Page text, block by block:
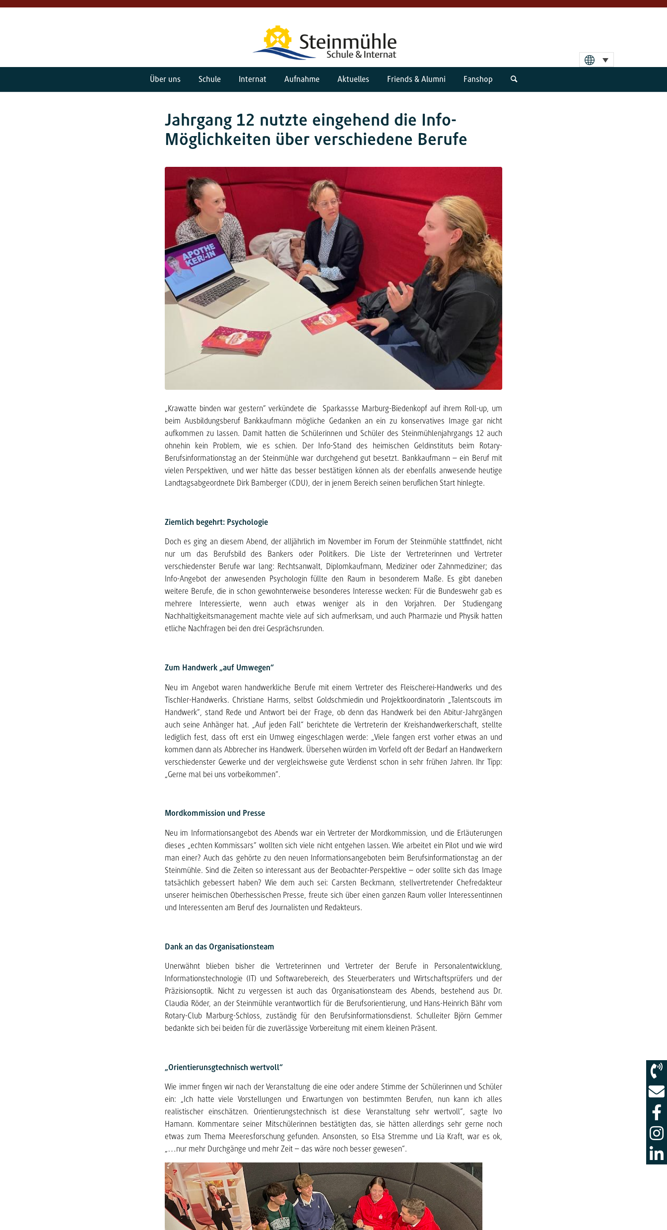
Über uns Schule Internat Aufnahme Aktuelles Friends & Alumni Fanshop
Jahrgang 12 nutzte eingehend die Info-
Möglichkeiten über verschiedene Berufe
„Krawatte binden war gestern“ verkündete die Sparkassse Marburg-Biedenkopf auf ihrem Roll-up, um
beim Ausbildungsberuf Bankkaufmann mögliche Gedanken an ein zu konservatives Image gar nicht
aufkommen zu lassen. Damit hatten die Schülerinnen und Schüler des Steinmühlenjahrgangs 12 auch
ohnehin kein Problem, wie es schien. Der Info-Stand des heimischen Geldinstituts beim Rotary-
Berufsinformationstag an der Steinmühle war durchgehend gut besetzt. Bankkaufmann – ein Beruf mit
vielen Perspektiven, und wer hätte das besser bestätigen können als der ebenfalls anwesende heutige
Landtagsabgeordnete Dirk Bamberger (CDU), der in jenem Bereich seinen beruflichen Start hinlegte.
Ziemlich begehrt: Psychologie
Doch es ging an diesem Abend, der alljährlich im November im Forum der Steinmühle stattfindet, nicht
nur um das Berufsbild des Bankers oder Politikers. Die Liste der Vertreterinnen und Vertreter
verschiedenster Berufe war lang: Rechtsanwalt, Diplomkaufmann, Mediziner oder Zahnmediziner; das
Info-Angebot der anwesenden Psychologin füllte den Raum in besonderem Maße. Es gibt daneben
weitere Berufe, die in schon gewohnterweise besonderes Interesse wecken: Für die Bundeswehr gab es
mehrere Interessierte, wenn auch etwas weniger als in den Vorjahren. Der Studiengang
Nachhaltigkeitsmanagement machte viele auf sich aufmerksam, und auch Pharmazie und Physik hatten
etliche Nachfragen bei den drei Gesprächsrunden.
Zum Handwerk „auf Umwegen“
Neu im Angebot waren handwerkliche Berufe mit einem Vertreter des Fleischerei-Handwerks und des
Tischler-Handwerks. Christiane Harms, selbst Goldschmiedin und Projektkoordinatorin „Talentscouts im
Handwerk“, stand Rede und Antwort bei der Frage, ob denn das Handwerk bei den Abitur-Jahrgängen
auch seine Anhänger hat. „Auf jeden Fall“ berichtete die Vertreterin der Kreishandwerkerschaft, stellte
lediglich fest, dass oft erst ein Umweg eingeschlagen werde: „Viele fangen erst vorher etwas an und
kommen dann als Abbrecher ins Handwerk. Übersehen würden im Vorfeld oft der Bedarf an Handwerkern
verschiedenster Gewerke und der vergleichsweise gute Verdienst schon in sehr frühen Jahren. Ihr Tipp:
„Gerne mal bei uns vorbeikommen“.
Mordkommission und Presse
Neu im Informationsangebot des Abends war ein Vertreter der Mordkommission, und die Erläuterungen
dieses „echten Kommissars“ wollten sich viele nicht entgehen lassen. Wie arbeitet ein Pilot und wie wird
man einer? Auch das gehörte zu den neuen Informationsangeboten beim Berufsinformationstag an der
Steinmühle. Sind die Zeiten so interessant aus der Beobachter-Perspektive – oder sollte sich das Image
tatsächlich gebessert haben? Wie dem auch sei: Carsten Beckmann, stellvertretender Chefredakteur
unserer heimischen Oberhessischen Presse, freute sich über einen ganzen Raum voller Interessentinnen
und Interessenten am Beruf des Journalisten und Redakteurs.
Dank an das Organisationsteam
Unerwähnt blieben bisher die Vertreterinnen und Vertreter der Berufe in Personalentwicklung,
Informationstechnologie (IT) und Softwarebereich, des Steuerberaters und Wirtschaftsprüfers und der
Präzisionsoptik. Nicht zu vergessen ist auch das Organisationsteam des Abends, bestehend aus Dr.
Claudia Röder, an der Steinmühle verantwortlich für die Berufsorientierung, und Hans-Heinrich Bähr vom
Rotary-Club Marburg-Schloss, zuständig für den Berufsinformationsdienst. Schulleiter Björn Gemmer
bedankte sich bei beiden für die zuverlässige Vorbereitung mit einem kleinen Präsent.
„Orientierunsgtechnisch wertvoll“
Wie immer fingen wir nach der Veranstaltung die eine oder andere Stimme der Schülerinnen und Schüler
ein: „Ich hatte viele Vorstellungen und Erwartungen von bestimmten Berufen, nun kann ich alles
realistischer einschätzen. Orientierungstechnisch ist diese Veranstaltung sehr wertvoll“, sagte Ivo
Hamann. Kommentare seiner Mitschülerinnen bestätigten das, sie hätten allerdings sehr gerne noch
etwas zum Thema Meeresforschung gefunden. Ansonsten, so Elsa Stremme und Lia Kraft, war es ok,
„…nur mehr Durchgänge und mehr Zeit – das wäre noch besser gewesen“.